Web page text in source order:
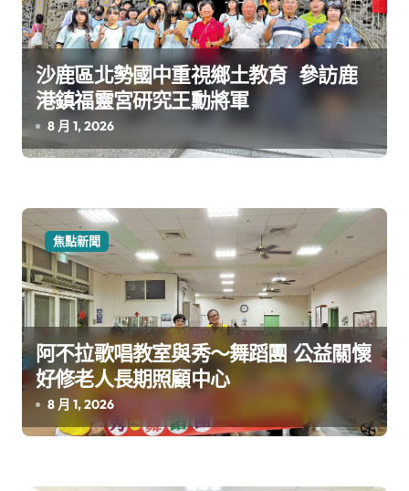
沙鹿區北勢國中重視鄉土教育 參訪鹿
港鎮福靈宮研究王勳將軍
8 月 1, 2026
焦點新聞
阿不拉歌唱教室與秀～舞蹈團 公益關懷
好修老人長期照顧中心
8 月 1, 2026